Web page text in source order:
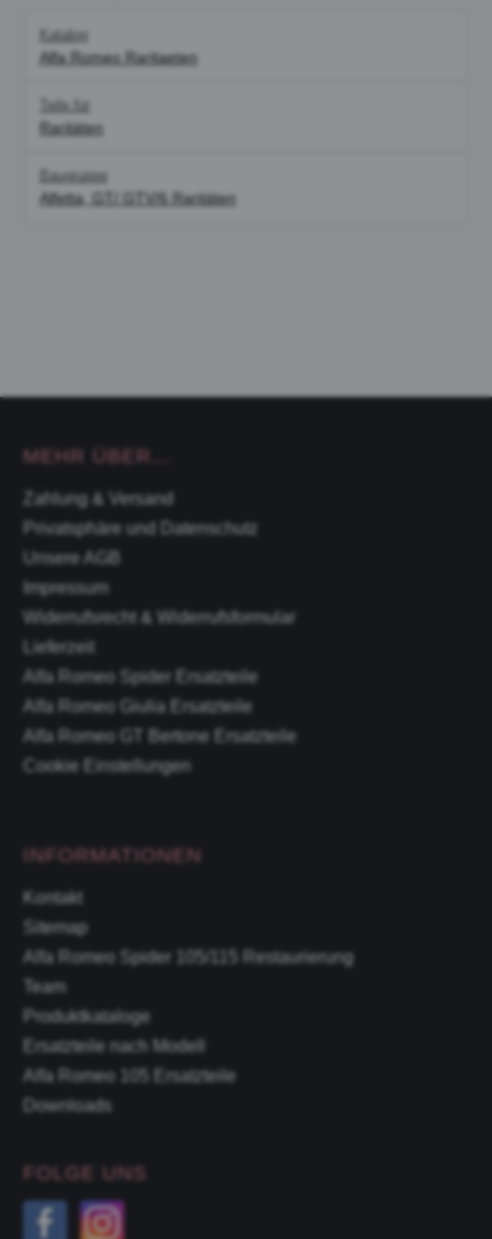
Katalog
Alfa Romeo Raritaeten
Teile für
Raritäten
Baugruppe
Alfetta, GT/ GTV/6 Raritäten
MEHR ÜBER...
Zahlung & Versand
Privatsphäre und Datenschutz
Unsere AGB
Impressum
Widerrufsrecht & Widerrufsformular
Lieferzeit
Alfa Romeo Spider Ersatzteile
Alfa Romeo Giulia Ersatzteile
Alfa Romeo GT Bertone Ersatzteile
Cookie Einstellungen
INFORMATIONEN
Kontakt
Sitemap
Alfa Romeo Spider 105/115 Restaurierung
Team
Produktkataloge
Ersatzteile nach Modell
Alfa Romeo 105 Ersatzteile
Downloads
FOLGE UNS